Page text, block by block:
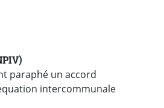
paraphé un accord
intercommunale